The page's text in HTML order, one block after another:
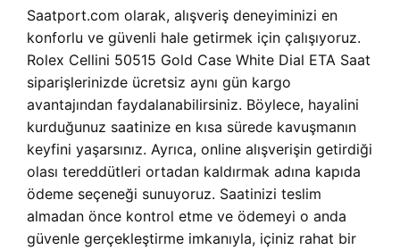
Saatport.com olarak, alışveriş deneyiminizi en
konforlu ve güvenli hale getirmek için çalışıyoruz.
Rolex Cellini 50515 Gold Case White Dial ETA Saat
siparişlerinizde ücretsiz aynı gün kargo
avantajından faydalanabilirsiniz. Böylece, hayalini
kurduğunuz saatinize en kısa sürede kavuşmanın
keyfini yaşarsınız. Ayrıca, online alışverişin getirdiği
olası tereddütleri ortadan kaldırmak adına kapıda
ödeme seçeneği sunuyoruz. Saatinizi teslim
almadan önce kontrol etme ve ödemeyi o anda
güvenle gerçekleştirme imkanıyla, içiniz rahat bir